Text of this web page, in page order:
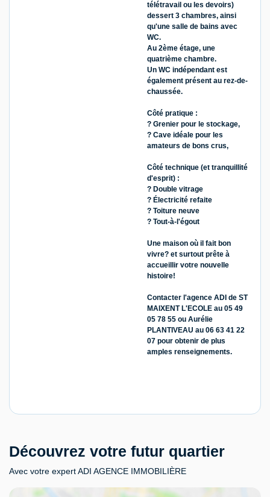
télétravail ou les devoirs)
dessert 3 chambres, ainsi
qu'une salle de bains avec
WC.
Au 2ème étage, une
quatrième chambre.
Un WC indépendant est
également présent au rez-de-
chaussée.
Côté pratique :
? Grenier pour le stockage,
? Cave idéale pour les
amateurs de bons crus,
Côté technique (et tranquillité
d'esprit) :
? Double vitrage
? Électricité refaite
? Toiture neuve
? Tout-à-l'égout
Une maison où il fait bon
vivre? et surtout prête à
accueillir votre nouvelle
histoire!
Contacter l'agence ADI de ST
MAIXENT L'ECOLE au 05 49
05 78 55 ou Aurélie
PLANTIVEAU au 06 63 41 22
07 pour obtenir de plus
amples renseignements.
Découvrez votre futur quartier
Avec votre expert ADI AGENCE IMMOBILIÈRE